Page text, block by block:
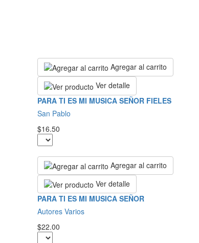
Agregar al carrito
Ver detalle
PARA TI ES MI MUSICA SEÑOR FIELES
San Pablo
$16.50
Agregar al carrito
Ver detalle
PARA TI ES MI MUSICA SEÑOR
Autores Varios
$22.00